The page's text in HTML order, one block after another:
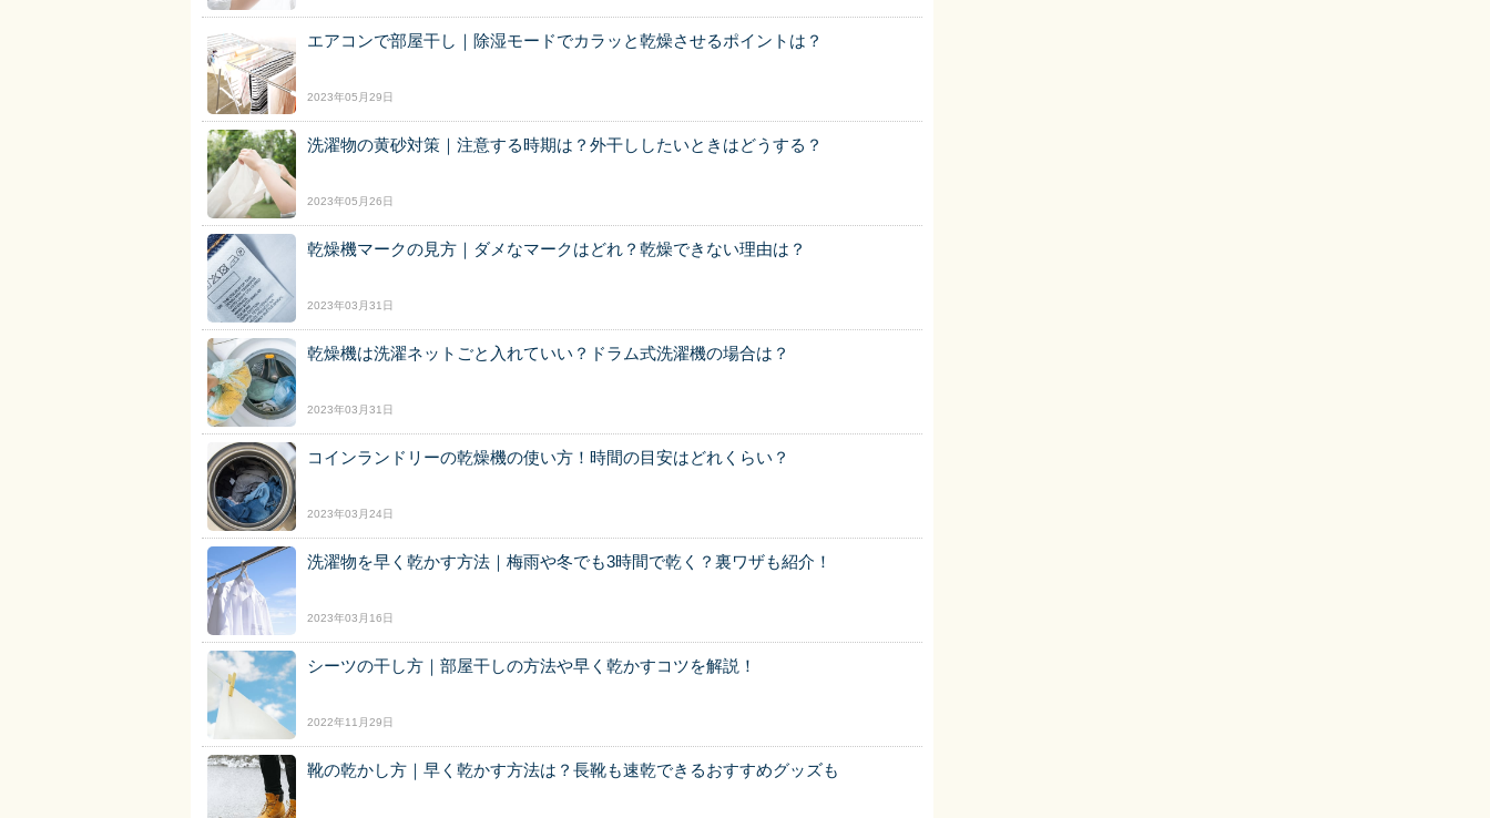
エアコンで部屋干し｜除湿モードでカラッと乾燥させるポイントは？
2023年05月29日
洗濯物の黄砂対策｜注意する時期は？外干ししたいときはどうする？
2023年05月26日
乾燥機マークの見方｜ダメなマークはどれ？乾燥できない理由は？
2023年03月31日
乾燥機は洗濯ネットごと入れていい？ドラム式洗濯機の場合は？
2023年03月31日
コインランドリーの乾燥機の使い方！時間の目安はどれくらい？
2023年03月24日
洗濯物を早く乾かす方法｜梅雨や冬でも3時間で乾く？裏ワザも紹介！
2023年03月16日
シーツの干し方｜部屋干しの方法や早く乾かすコツを解説！
2022年11月29日
靴の乾かし方｜早く乾かす方法は？長靴も速乾できるおすすめグッズも